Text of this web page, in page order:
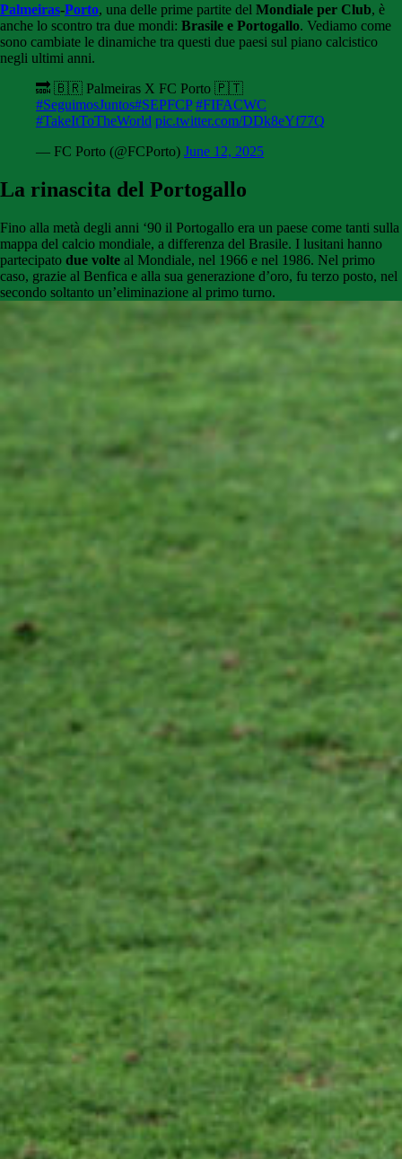
Palmeiras-Porto, una delle prime partite del Mondiale per Club, è
anche lo scontro tra due mondi: Brasile e Portogallo. Vediamo come
sono cambiate le dinamiche tra questi due paesi sul piano calcistico
negli ultimi anni.
🔜 🇧🇷 Palmeiras X FC Porto 🇵🇹
#SeguimosJuntos#SEPFCP #FIFACWC
#TakeItToTheWorld pic.twitter.com/DDk8eYf77Q
— FC Porto (@FCPorto) June 12, 2025
La rinascita del Portogallo
Fino alla metà degli anni ‘90 il Portogallo era un paese come tanti sulla
mappa del calcio mondiale, a differenza del Brasile. I lusitani hanno
partecipato due volte al Mondiale, nel 1966 e nel 1986. Nel primo
caso, grazie al Benfica e alla sua generazione d’oro, fu terzo posto, nel
secondo soltanto un’eliminazione al primo turno.